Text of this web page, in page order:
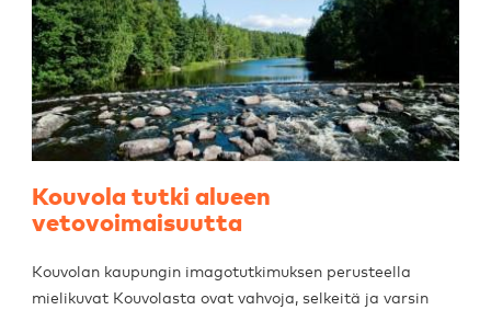
Kouvola tutki alueen
vetovoimaisuutta
Kouvolan kaupungin imagotutkimuksen perusteella
mielikuvat Kouvolasta ovat vahvoja, selkeitä ja varsin